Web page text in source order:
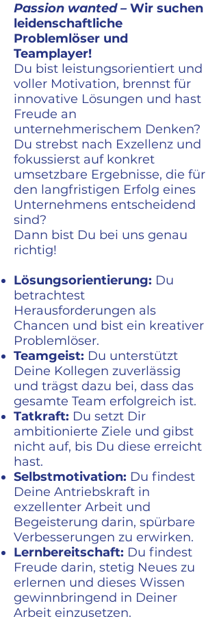
Passion wanted –Wir suchen
leidenschaftliche
Problemlöser und
Teamplayer!
Du bist leistungsorientiert und
voller Motivation, brennst für
innovative Lösungen und hast
Freude an
unternehmerischem Denken?
Du strebst nach Exzellenz und
fokussierst auf konkret
umsetzbare Ergebnisse, die für
den langfristigen Erfolg eines
Unternehmens entscheidend
sind?
Dann bist Du bei uns genau
richtig!
Lösungsorientierung: Du
betrachtest
Herausforderungen als
Chancen und bist ein kreativer
Problemlöser.
Teamgeist: Du unterstützt
Deine Kollegen zuverlässig
und trägst dazu bei, dass das
gesamte Team erfolgreich ist.
Tatkraft: Du setzt Dir
ambitionierte Ziele und gibst
nicht auf, bis Du diese erreicht
hast.
Selbstmotivation: Du findest
Deine Antriebskraft in
exzellenter Arbeit und
Begeisterung darin, spürbare
Verbesserungen zu erwirken.
Lernbereitschaft: Du findest
Freude darin, stetig Neues zu
erlernen und dieses Wissen
gewinnbringend in Deiner
Arbeit einzusetzen.